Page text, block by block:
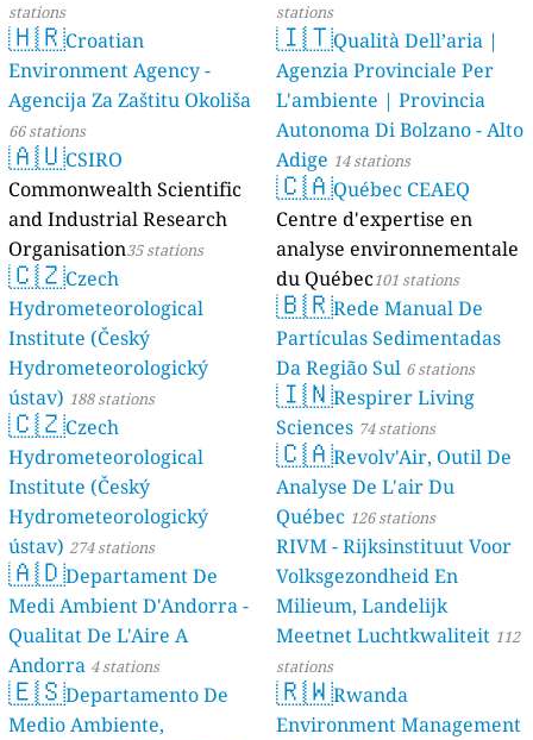
stations
🇭🇷Croatian
Environment Agency -
Agencija Za Zaštitu Okoliša
66 stations
🇦🇺CSIRO
Commonwealth Scientific
and Industrial Research
Organisation35 stations
🇨🇿Czech
Hydrometeorological
Institute (Český
Hydrometeorologický
ústav) 188 stations
🇨🇿Czech
Hydrometeorological
Institute (Český
Hydrometeorologický
ústav) 274 stations
🇦🇩Departament De
Medi Ambient D'Andorra -
Qualitat De L'Aire A
Andorra 4 stations
🇪🇸Departamento De
Medio Ambiente,
stations
🇮🇹Qualità Dell’aria |
Agenzia Provinciale Per
L'ambiente | Provincia
Autonoma Di Bolzano - Alto
Adige 14 stations
🇨🇦Québec CEAEQ
Centre d'expertise en
analyse environnementale
du Québec101 stations
🇧🇷Rede Manual De
Partículas Sedimentadas
Da Região Sul 6 stations
🇮🇳Respirer Living
Sciences 74 stations
🇨🇦Revolv'Air, Outil De
Analyse De L'air Du
Québec 126 stations
RIVM - Rijksinstituut Voor
Volksgezondheid En
Milieum, Landelijk
Meetnet Luchtkwaliteit 112
stations
🇷🇼Rwanda
Environment Management